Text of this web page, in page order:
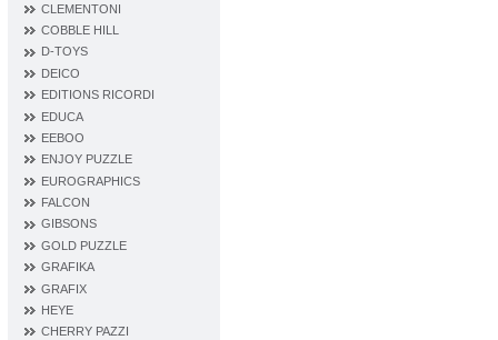
CLEMENTONI
COBBLE HILL
D‐TOYS
DEICO
EDITIONS RICORDI
EDUCA
EEBOO
ENJOY PUZZLE
EUROGRAPHICS
FALCON
GIBSONS
GOLD PUZZLE
GRAFIKA
GRAFIX
HEYE
CHERRY PAZZI